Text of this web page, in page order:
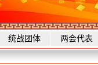
统战团体 两会代表